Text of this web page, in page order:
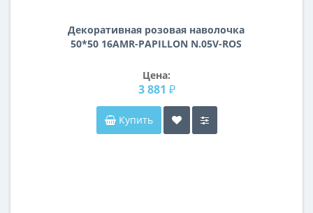
Декоративная розовая наволочка
50*50 16AMR-PAPILLON N.05V-ROS
Цена:
3 881 ₽
Купить